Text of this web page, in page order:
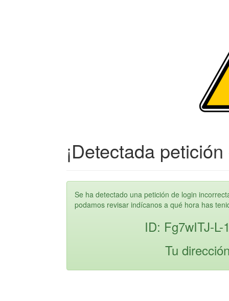
¡Detectada
Se ha detectado una petición de login
podamos revisar indícanos a qué hora has
ID: Fg7wITJ-
Tu